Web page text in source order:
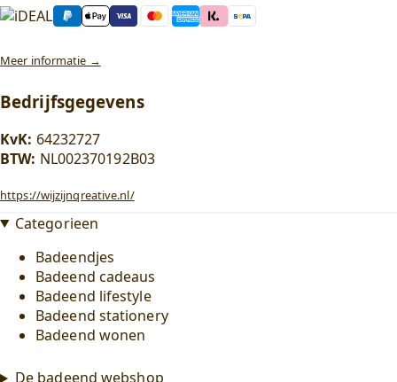
Meer informatie →
Bedrijfsgegevens
KvK: 64232727
BTW: NL002370192B03
https://wijzijnqreative.nl/
Categorieen
Badeendjes
Badeend cadeaus
Badeend lifestyle
Badeend stationery
Badeend wonen
De badeend webshop